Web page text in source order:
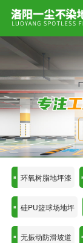
环氧树脂地坪漆
硅PU篮球场地坪
无振动防滑坡道